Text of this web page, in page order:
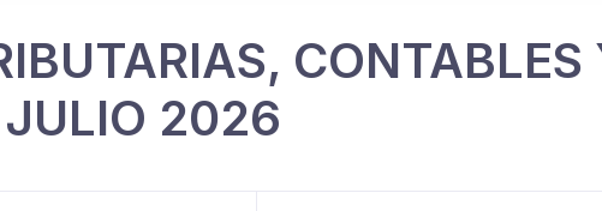
CONTABLES
2026